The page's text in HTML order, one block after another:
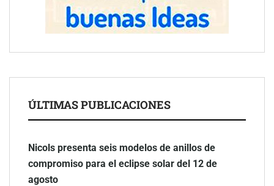
ÚLTIMAS PUBLICACIONES
Nicols presenta seis modelos de anillos de
compromiso para el eclipse solar del 12 de
agosto